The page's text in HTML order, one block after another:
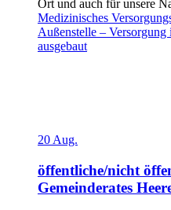
Ort und auch für unsere
Medizinisches
Außenstelle –
ausgebaut
20 Aug.
öffentliche/nicht
Gemeinderates